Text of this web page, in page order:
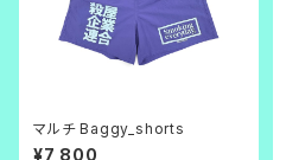
マルチ Baggy_shorts
¥7,800